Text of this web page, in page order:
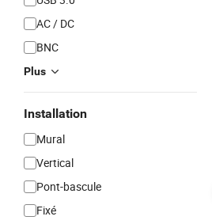
AC / DC
BNC
Plus
Installation
Mural
Vertical
Pont-bascule
Fixé